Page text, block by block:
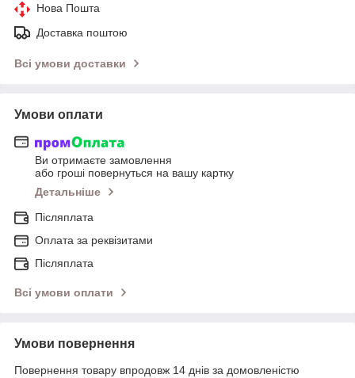
Нова Пошта
Доставка поштою
Всі умови доставки
Умови оплати
Ви отримаєте замовлення
або гроші повернуться на вашу картку
Детальніше
Післяплата
Оплата за реквізитами
Післяплата
Всі умови оплати
Умови повернення
Повернення товару впродовж 14 днів за домовленістю